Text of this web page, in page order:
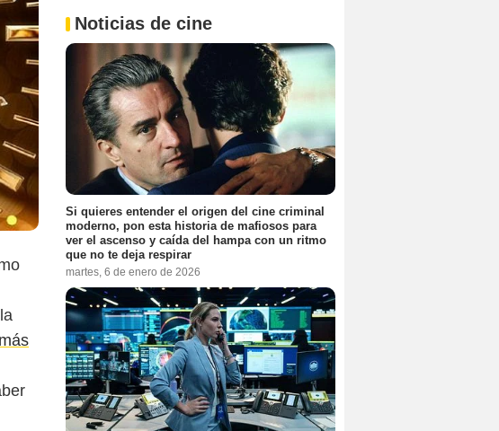
Noticias de cine
Si quieres entender el origen del cine criminal
moderno, pon esta historia de mafiosos para
ver el ascenso y caída del hampa con un ritmo
que no te deja respirar
martes, 6 de enero de 2026